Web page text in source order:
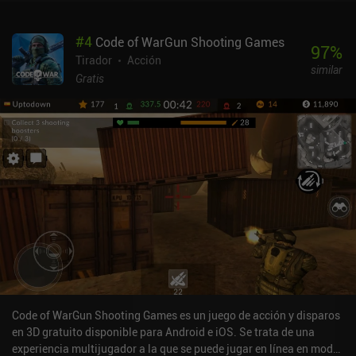
emparejamos con bots porque no hay suficientes jugadores en los
niveles superiores. Además, hay que ver anuncios para conseguir
piezas y extintores adicionales, y la obtención de moneda del
basados en ciudades, y carecen de variedad y de buenas
posiciones defensivas. Para empeorar las cosas, el sistema de
emparejamiento por niveles puede desequilibrar las partidas, y
algunos tanques iniciales son tan débiles que el principio del juego
se hace muy pesado. A pesar de las caídas ocasionales de la
velocidad de fotogramas en los momentos de mayor intensidad
gráfica, el juego en sí es atractivo y bastante sólido. War Thunder
Mobile se monetiza mediante iAPs para suscripciones y compras
únicas que suponen una gran ventaja a la hora de progresar. La
única ventaja es que las recompensas diarias por iniciar sesión
son bastante generosas. En general, el juego ofrece una
experiencia muy familiar para los fans de la serie, pero para los
nuevos jugadores, sus sistemas y su dificultad pueden resultar
demasiado frustrantes.
#4 Code of WarGun Shooting Games
Tirador
Acción
Gratis
97%
similar
Code of WarGun Shooting Games es un juego de acción y disparos
en 3D gratuito disponible para Android e iOS. Se trata de una
experiencia multijugador a la que se puede jugar en línea en modo